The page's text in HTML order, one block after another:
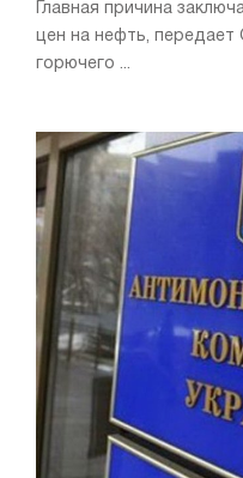
Главная причина
цен на нефть, передает
горючего ...